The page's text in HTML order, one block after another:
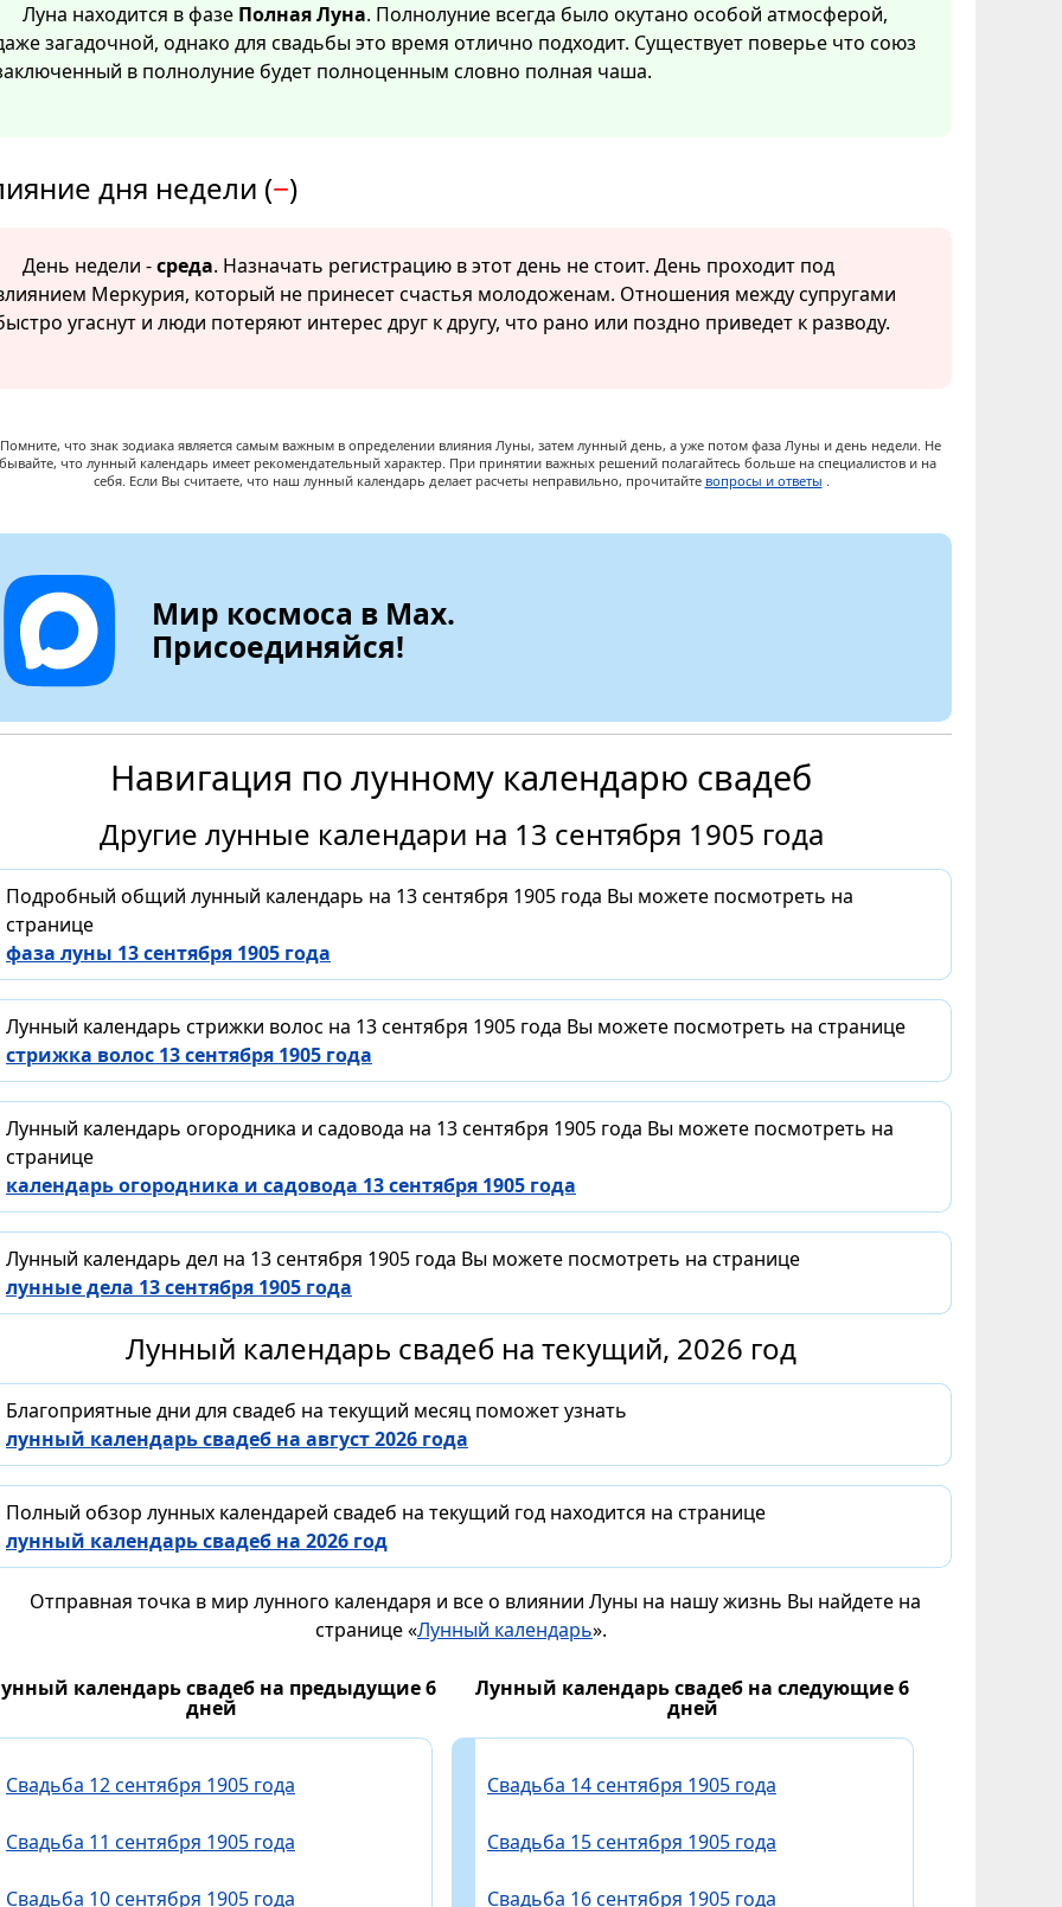
Луна находится в фазе Полная Луна. Полнолуние всегда было окутано особой атмосферой,
загадочной, однако для свадьбы это время отлично подходит. Существует поверье что союз
в полнолуние будет полноценным словно полная чаша.
дня недели (−)
День недели -среда. Назначать регистрацию в этот день не стоит. День проходит под
Меркурия, который не принесет счастья молодоженам. Отношения между супругами
угаснут и люди потеряют интерес друг к другу, что рано или поздно приведет к разводу.
Помните, что знак зодиака является самым важным в определении влияния Луны, затем лунный день, а уже потом фаза Луны и день недели. Не
что лунный календарь имеет рекомендательный характер. При принятии важных решений полагайтесь больше на специалистов и на
себя. Если Вы считаете, что наш лунный календарь делает расчеты неправильно, прочитайте вопросы и ответы .
Мир космоса в Max.
Присоединяйся!
Навигация по лунному календарю свадеб
Другие лунные календари на 13 сентября 1905 года
Подробный общий лунный календарь на 13 сентября 1905 года Вы можете посмотреть на
странице
фаза луны 13 сентября 1905 года
Лунный календарь стрижки волос на 13 сентября 1905 года Вы можете посмотреть на странице
стрижка волос 13 сентября 1905 года
Лунный календарь огородника и садовода на 13 сентября 1905 года Вы можете посмотреть на
странице
календарь огородника и садовода 13 сентября 1905 года
Лунный календарь дел на 13 сентября 1905 года Вы можете посмотреть на странице
лунные дела 13 сентября 1905 года
Лунный календарь свадеб на текущий, 2026 год
Благоприятные дни для свадеб на текущий месяц поможет узнать
лунный календарь свадеб на август 2026 года
Полный обзор лунных календарей свадеб на текущий год находится на странице
лунный календарь свадеб на 2026 год
Отправная точка в мир лунного календаря и все о влиянии Луны на нашу жизнь Вы найдете на
странице «Лунный календарь».
календарь свадеб на предыдущие 6
дней
Свадьба 12 сентября 1905 года
Свадьба 11 сентября 1905 года
Свадьба 10 сентября 1905 года
Лунный календарь свадеб на следующие 6
дней
Свадьба 14 сентября 1905 года
Свадьба 15 сентября 1905 года
Свадьба 16 сентября 1905 года